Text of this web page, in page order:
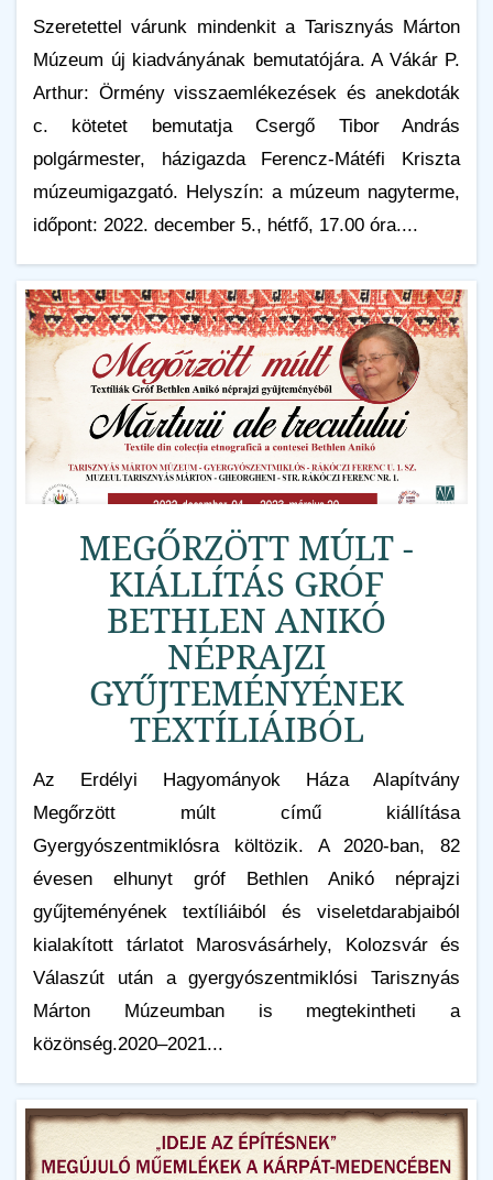
Szeretettel várunk mindenkit a Tarisznyás Márton
Múzeum új kiadványának bemutatójára. A Vákár P.
Arthur: Örmény visszaemlékezések és anekdoták
c. kötetet bemutatja Csergő Tibor András
polgármester, házigazda Ferencz-Mátéfi Kriszta
múzeumigazgató. Helyszín: a múzeum nagyterme,
időpont: 2022. december 5., hétfő, 17.00 óra....
MEGŐRZÖTT MÚLT -
KIÁLLÍTÁS GRÓF
BETHLEN ANIKÓ
NÉPRAJZI
GYŰJTEMÉNYÉNEK
TEXTÍLIÁIBÓL
Az Erdélyi Hagyományok Háza Alapítvány
Megőrzött múlt című kiállítása
Gyergyószentmiklósra költözik. A 2020-ban, 82
évesen elhunyt gróf Bethlen Anikó néprajzi
gyűjteményének textíliáiból és viseletdarabjaiból
kialakított tárlatot Marosvásárhely, Kolozsvár és
Válaszút után a gyergyószentmiklósi Tarisznyás
Márton Múzeumban is megtekintheti a
közönség.2020–2021...